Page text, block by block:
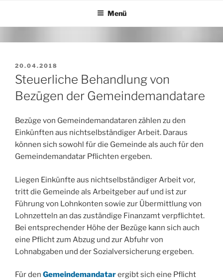
springen
Menü
VERÖFFENTLICHT
AM
20.04.2018
Steuerliche Behandlung von
Bezügen der Gemeindemandatare
Bezüge von Gemeindemandataren zählen zu den
Einkünften aus nichtselbständiger Arbeit. Daraus
können sich sowohl für die Gemeinde als auch für den
Gemeindemandatar Pflichten ergeben.
Liegen Einkünfte aus nichtselbständiger Arbeit vor,
tritt die Gemeinde als Arbeitgeber auf und ist zur
Führung von Lohnkonten sowie zur Übermittlung von
Lohnzetteln an das zuständige Finanzamt verpflichtet.
Bei entsprechender Höhe der Bezüge kann sich auch
eine Pflicht zum Abzug und zur Abfuhr von
Lohnabgaben und der Sozialversicherung ergeben.
Für den Gemeindemandatarergibt sich eine Pflicht